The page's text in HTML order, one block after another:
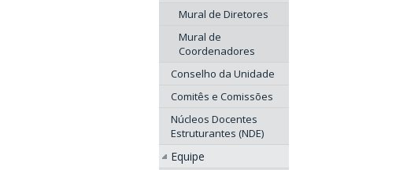
Mural de Diretores
Mural de
Coordenadores
Conselho da Unidade
Comitês e Comissões
Núcleos Docentes
Estruturantes (NDE)
Equipe